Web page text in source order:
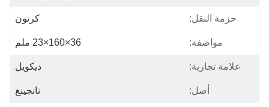
حزمة النقل: كرتون
مواصفة: 36×160×23 ملم
علامة تجارية: ديكويل
أصل: نانجينغ